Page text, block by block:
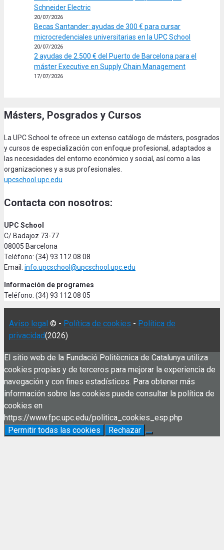
Schneider Electric
20/07/2026
Becas Santander: ayudas de 300 € para cursar
microcredenciales universitarias en la UPC School
20/07/2026
2 ayudas de 2.500 € del Puerto de Barcelona para el
máster Executive en Supply Chain Management
17/07/2026
Másters, Posgrados y Cursos
La UPC School te ofrece un extenso catálogo de másters, posgrados
y cursos de especialización con enfoque profesional, adaptados a
las necesidades del entorno económico y social, así como a las
organizaciones y a sus profesionales.
upcschool.upc.edu
Contacta con nosotros:
UPC School
C/ Badajoz 73-77
08005 Barcelona
Teléfono: (34) 93 112 08 08
Email: info.upcschool@upcschool.upc.edu
Información de programes
Teléfono: (34) 93 112 08 05
Aviso legal © - Política de cookies - Política de
privacidad(2026)
El sitio web de la Fundació Politècnica de Catalunya utiliza
cookies propias y de terceros para mejorar la experiencia de
navegación y con fines estadísticos. Para obtener más
información sobre las cookies puede consultar la política de
cookies en
https://www.fpc.upc.edu/politica_cookies_esp.php
Permitir todas las cookies
Rechazar